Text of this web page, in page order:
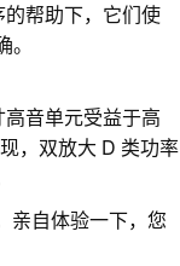
帮助下，它们使
音单元受益于高
，双放大 D 类功率
亲自体验一下，您